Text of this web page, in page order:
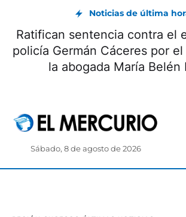
Noticias de última
Ratifican sentencia contra el
policía Germán Cáceres por
la abogada María Belén
Sábado, 8 de agosto de 2026